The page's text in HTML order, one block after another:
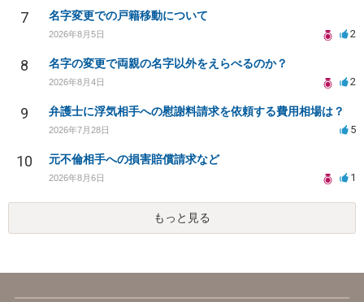
7 名字変更での戸籍移動について
2026年8月5日 2
8 名字の変更で両親の名字以外をえらべるのか？
2026年8月4日 2
9 弁護士に浮気相手への慰謝料請求を依頼する費用相場は？
2026年7月28日 5
10 元不倫相手への損害賠償請求など
2026年8月6日 1
もっと見る